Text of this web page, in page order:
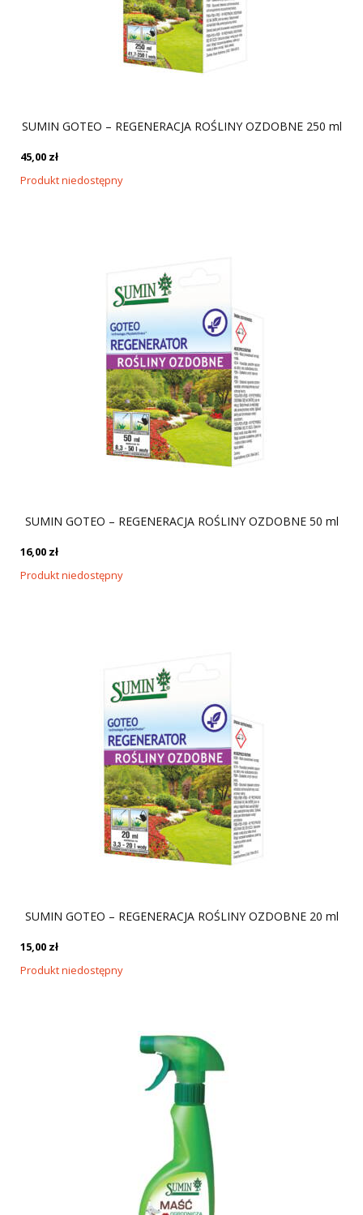
SUMIN GOTEO – REGENERACJA ROŚLINY OZDOBNE 250 ml
45,00 zł
Produkt niedostępny
SUMIN GOTEO – REGENERACJA ROŚLINY OZDOBNE 50 ml
16,00 zł
Produkt niedostępny
SUMIN GOTEO – REGENERACJA ROŚLINY OZDOBNE 20 ml
15,00 zł
Produkt niedostępny